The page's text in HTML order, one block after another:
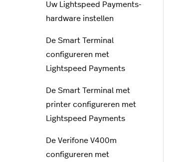
Uw Lightspeed Payments-
hardware instellen
De Smart Terminal
configureren met
Lightspeed Payments
De Smart Terminal met
printer configureren met
Lightspeed Payments
De Verifone V400m
configureren met